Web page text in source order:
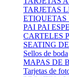
TARJETAS
ETIQUETAS
PAI PAI
CARTELES
SEATING
Sellos de boda
MAPAS DE
Tarjetas de